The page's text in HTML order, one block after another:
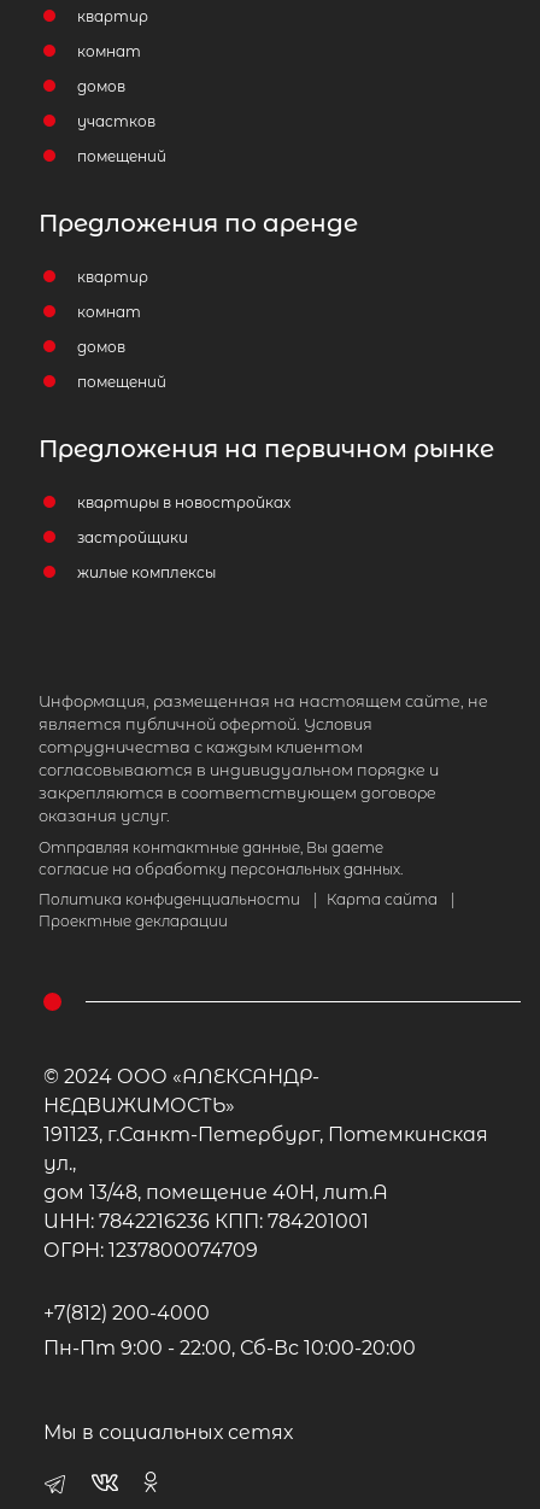
квартир
комнат
домов
участков
помещений
Предложения по аренде
квартир
комнат
домов
помещений
Предложения на первичном рынке
квартиры в новостройках
застройщики
жилые комплексы
Информация, размещенная на настоящем сайте, не
является публичной офертой. Условия
сотрудничества с каждым клиентом
согласовываются в индивидуальном порядке и
закрепляются в соответствующем договоре
оказания услуг.
Отправляя контактные данные, Вы даете
согласие на обработку персональных данных.
Политика конфиденциальности
Карта сайта
Проектные декларации
© 2024 ООО «АЛЕКСАНДР-
НЕДВИЖИМОСТЬ»
191123, г.Санкт-Петербург, Потемкинская
ул.,
дом 13/48, помещение 40Н, лит.А
ИНН: 7842216236 КПП: 784201001
ОГРН: 1237800074709
+7(812) 200-4000
Пн-Пт 9:00 - 22:00, Сб-Вс 10:00-20:00
Мы в социальных сетях